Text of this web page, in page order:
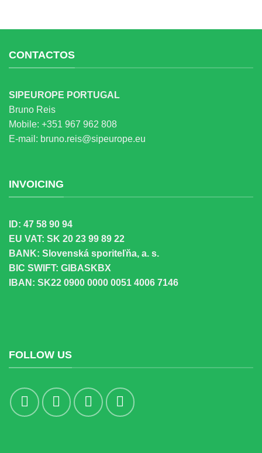
CONTACTOS
SIPEUROPE PORTUGAL
Bruno Reis
Mobile: +351 967 962 808
E-mail: bruno.reis@sipeurope.eu
INVOICING
ID: 47 58 90 94
EU VAT: SK 20 23 99 89 22
BANK: Slovenská sporiteľňa, a. s.
BIC SWIFT: GIBASKBX
IBAN: SK22 0900 0000 0051 4006 7146
FOLLOW US